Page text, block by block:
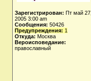
Зарегистрирован: Пт май 27,
2005 3:00 am
Сообщения: 50426
Предупреждения: 1
Откуда: Москва
Вероисповедание:
православный